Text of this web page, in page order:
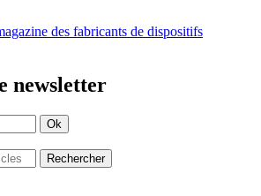
newsletter